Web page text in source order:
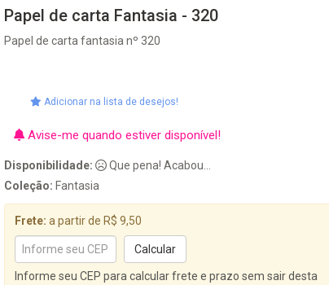
Papel de carta Fantasia - 320
Papel de carta fantasia nº 320
Adicionar na lista de desejos!
Avise-me quando estiver disponível!
Disponibilidade:
Que pena! Acabou...
Coleção: Fantasia
Frete: a partir de R$ 9,50
Informe seu CEP para calcular frete e prazo sem sair desta